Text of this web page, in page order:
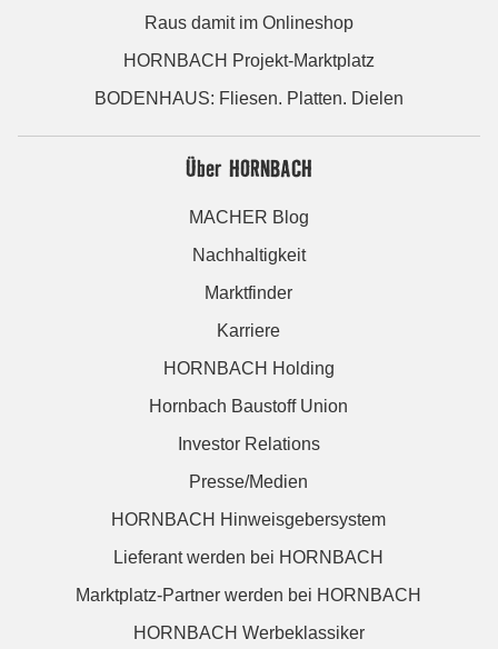
Raus damit im Onlineshop
HORNBACH Projekt-Marktplatz
BODENHAUS: Fliesen. Platten. Dielen
Über HORNBACH
MACHER Blog
Nachhaltigkeit
Marktfinder
Karriere
HORNBACH Holding
Hornbach Baustoff Union
Investor Relations
Presse/Medien
HORNBACH Hinweisgebersystem
Lieferant werden bei HORNBACH
Marktplatz-Partner werden bei HORNBACH
HORNBACH Werbeklassiker